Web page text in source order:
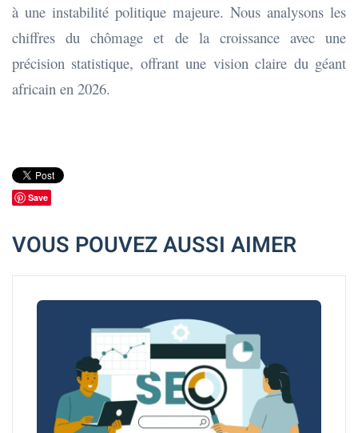
à une instabilité politique majeure. Nous analysons les
chiffres du chômage et de la croissance avec une
précision statistique, offrant une vision claire du géant
africain en 2026.
Save
VOUS POUVEZ AUSSI AIMER